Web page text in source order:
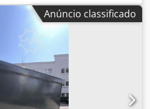
para aparas, caçamba,
Crsdpfszb Awyex Aagjf
litros Carga útil: 1000 kg
cm Para mais
imagem. Em muito bom
Empilhadeira disponível
só é possível mediante
Gondelsheim. É possível enviar
indique o código postal para
Anúncio classificado